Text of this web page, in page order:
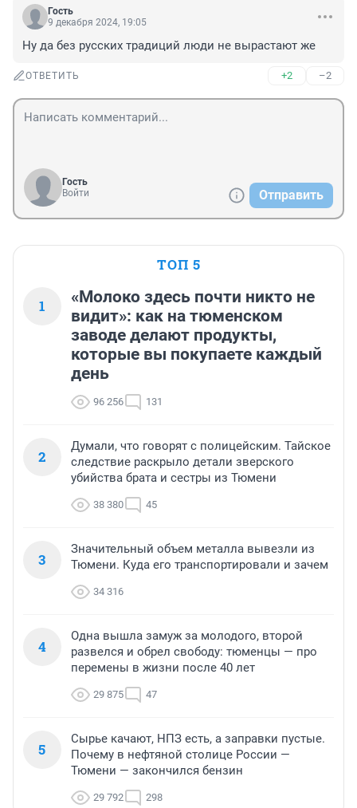
Гость
9 декабря 2024, 19:05
Ну да без русских традиций люди не вырастают же
ОТВЕТИТЬ +2 –2
Гость
Войти
Отправить
ТОП 5
1
«Молоко здесь почти никто не
видит»: как на тюменском
заводе делают продукты,
которые вы покупаете каждый
день
96 256 131
2
Думали, что говорят с полицейским. Тайское
следствие раскрыло детали зверского
убийства брата и сестры из Тюмени
38 380 45
3
Значительный объем металла вывезли из
Тюмени. Куда его транспортировали и зачем
34 316
4
Одна вышла замуж за молодого, второй
развелся и обрел свободу: тюменцы — про
перемены в жизни после 40 лет
29 875 47
5
Сырье качают, НПЗ есть, а заправки пустые.
Почему в нефтяной столице России —
Тюмени — закончился бензин
29 792 298